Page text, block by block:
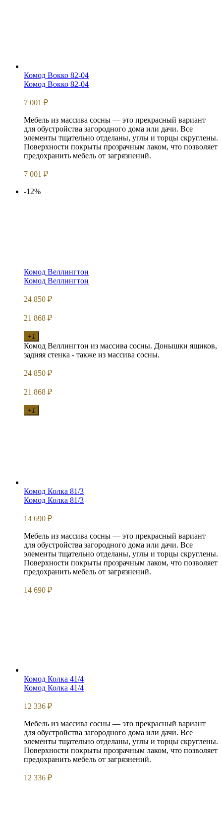
Комод Вокко 82-04
Комод Вокко 82-04
7 001 ₽
Мебель из массива сосны — это прекрасный вариант
для обустройства загородного дома или дачи. Все
элементы тщательно отделаны, углы и торцы скруглены.
Поверхности покрыты прозрачным лаком, что позволяет
предохранить мебель от загрязнений.
7 001 ₽
-12%
Комод Веллингтон
Комод Веллингтон
24 850 ₽
21 868 ₽
+1
Комод Веллингтон из массива сосны. Донышки ящиков,
задняя стенка - также из массива сосны.
24 850 ₽
21 868 ₽
+1
Комод Колка 81/3
Комод Колка 81/3
14 690 ₽
Мебель из массива сосны — это прекрасный вариант
для обустройства загородного дома или дачи. Все
элементы тщательно отделаны, углы и торцы скруглены.
Поверхности покрыты прозрачным лаком, что позволяет
предохранить мебель от загрязнений.
14 690 ₽
Комод Колка 41/4
Комод Колка 41/4
12 336 ₽
Мебель из массива сосны — это прекрасный вариант
для обустройства загородного дома или дачи. Все
элементы тщательно отделаны, углы и торцы скруглены.
Поверхности покрыты прозрачным лаком, что позволяет
предохранить мебель от загрязнений.
12 336 ₽